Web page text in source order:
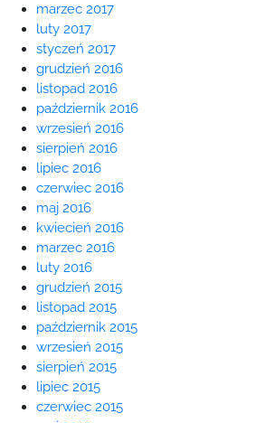
marzec 2017
luty 2017
styczeń 2017
grudzień 2016
listopad 2016
październik 2016
wrzesień 2016
sierpień 2016
lipiec 2016
czerwiec 2016
maj 2016
kwiecień 2016
marzec 2016
luty 2016
grudzień 2015
listopad 2015
październik 2015
wrzesień 2015
sierpień 2015
lipiec 2015
czerwiec 2015